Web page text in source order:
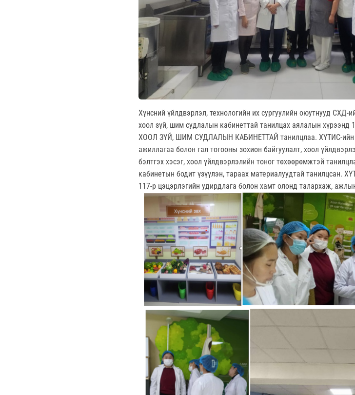
Хүнсний үйлдвэрлэл, технологийн их сургуулийн оюутнууд СХД-
хоол зүй, шим судлалын кабинеттай танилцах аялалын хүрээнд
ХООЛ ЗҮЙ, ШИМ СУДЛАЛЫН КАБИНЕТТАЙ танилцлаа. ХҮТИС-
ажиллагаа болон гал тогооны зохион байгуулалт, хоол
бэлтгэх хэсэг, хоол үйлдвэрлэлийн тоног төхөөрөмжтэй
кабинетын бодит үзүүлэн, тараах материалуудтай танилцсан.
117-р цэцэрлэгийн удирдлага болон хамт олонд талархаж,